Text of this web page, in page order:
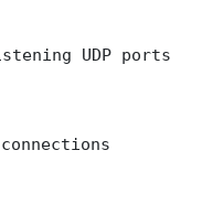
UDP ports